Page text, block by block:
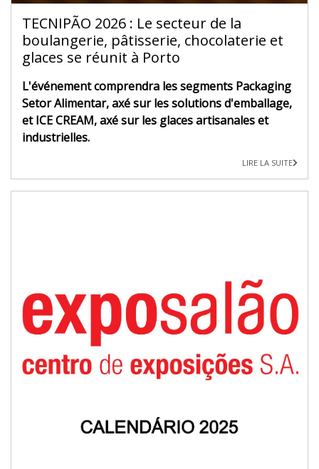
TECNIPÃO 2026 : Le secteur de la
boulangerie, pâtisserie, chocolaterie et
glaces se réunit à Porto
L'événement comprendra les segments Packaging
Setor Alimentar, axé sur les solutions d'emballage,
et ICE CREAM, axé sur les glaces artisanales et
industrielles.
LIRE LA SUITE